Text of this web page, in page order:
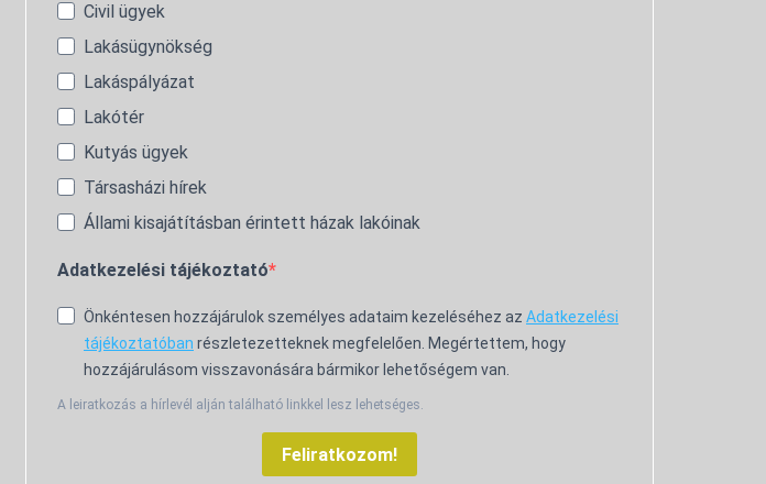
Civil ügyek
Lakásügynökség
Lakáspályázat
Lakótér
Kutyás ügyek
Társasházi hírek
Állami kisajátításban érintett házak lakóinak
Adatkezelési tájékoztató
Önkéntesen hozzájárulok személyes adataim kezeléséhez az Adatkezelési
tájékoztatóban részletezetteknek megfelelően. Megértettem, hogy
hozzájárulásom visszavonására bármikor lehetőségem van.
A leiratkozás a hírlevél alján található linkkel lesz lehetséges.
Feliratkozom!